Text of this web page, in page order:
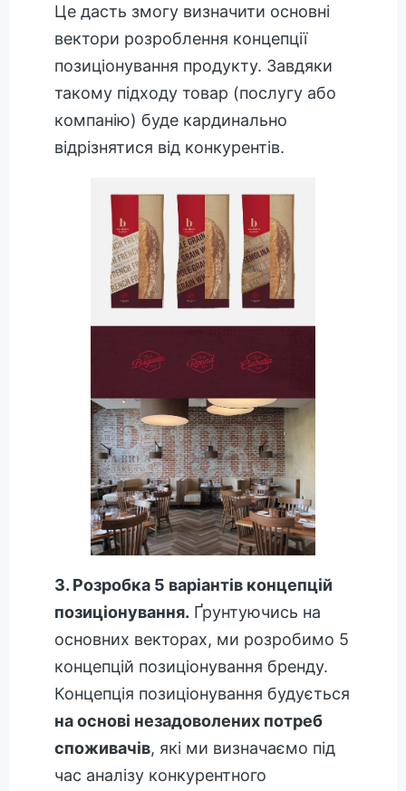
Це дасть змогу визначити основні
вектори розроблення концепції
позиціонування продукту. Завдяки
такому підходу товар (послугу або
компанію) буде кардинально
відрізнятися від конкурентів.
3. Розробка 5 варіантів концепцій
позиціонування. Ґрунтуючись на
основних векторах, ми розробимо 5
концепцій позиціонування бренду.
Концепція позиціонування будується
на основі незадоволених потреб
споживачів, які ми визначаємо під
час аналізу конкурентного